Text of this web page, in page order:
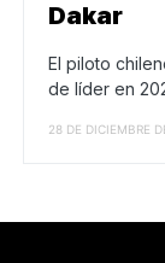
Dakar
El piloto
de líder en
28 DE DICIEMBRE